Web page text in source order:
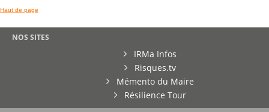
Haut de page
NOS SITES
IRMa Infos
Risques.tv
Mémento du Maire
Résilience Tour